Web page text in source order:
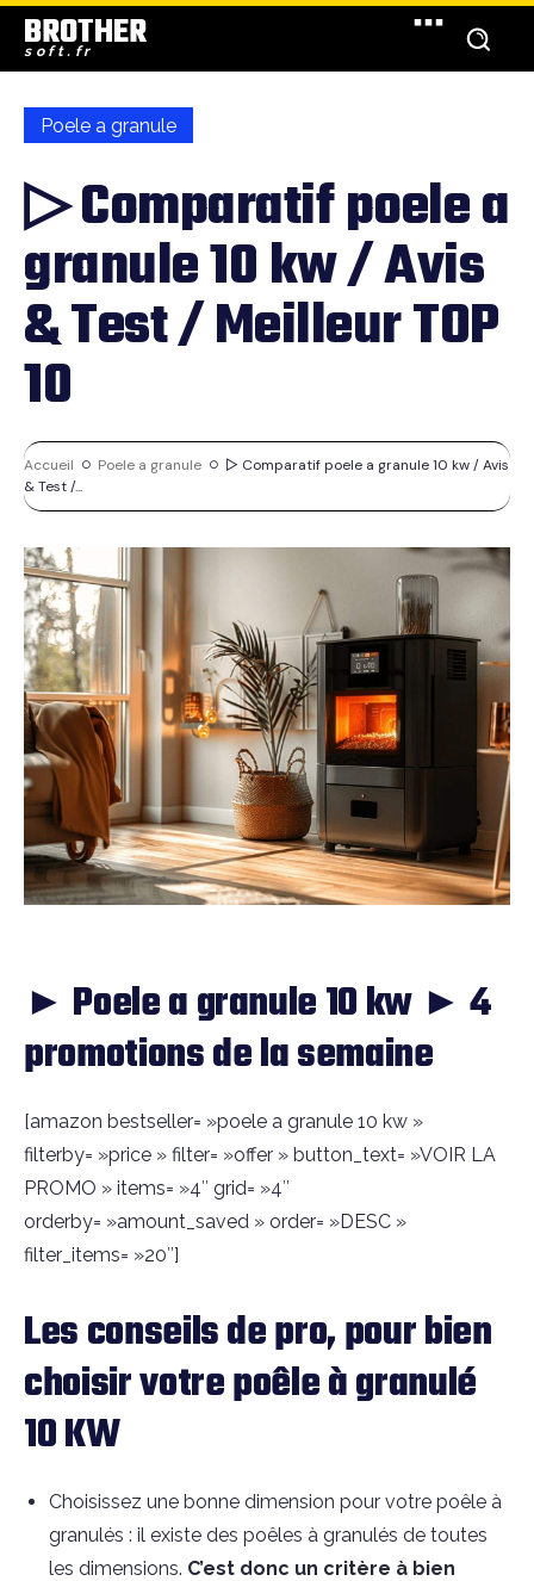
BROTHER
soft.fr
Poele a granule
▷ Comparatif poele a
granule 10 kw / Avis
& Test / Meilleur TOP
10
Accueil Poele a granule
▷ Comparatif poele a granule 10 kw / Avis
& Test /...
► Poele a granule 10 kw ► 4
promotions de la semaine
[amazon bestseller= »poele a granule 10 kw »
filterby= »price » filter= »offer » button_text= »VOIR LA
PROMO » items= »4″ grid= »4″
orderby= »amount_saved » order= »DESC »
filter_items= »20″]
Les conseils de pro, pour bien
choisir votre poêle à granulé
10 KW
Choisissez une bonne dimension pour votre poêle à
granulés : il existe des poêles à granulés de toutes
les dimensions. C’est donc un critère à bien